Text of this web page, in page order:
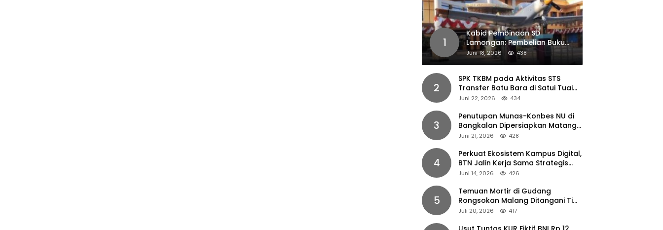
1
Kabid Pembinaan SD
Lamongan: Pembelian Buku
Pendamping Tidak Boleh
Dipaksakan
Juni 18, 2026 438
2
SPK TKBM pada Aktivitas STS
Transfer Batu Bara di Satui Tuai
Sorotan
Juni 22, 2026 434
3
Penutupan Munas-Konbes NU di
Bangkalan Dipersiapkan Matang,
Gus Ipul Turun Tangan
Juni 21, 2026 428
4
Perkuat Ekosistem Kampus Digital,
BTN Jalin Kerja Sama Strategis
dengan UNAIR
Juni 14, 2026 426
5
Temuan Mortir di Gudang
Rongsokan Malang Ditangani Tim
Gegana Polda Jatim
Juli 20, 2026 417